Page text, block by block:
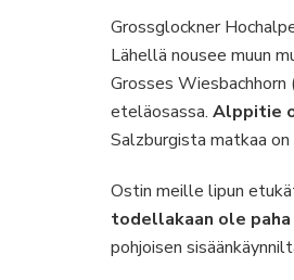
Grossglockner
Lähellä nousee muun
Grosses
eteläosassa. Alppitie
Salzburgista matkaa
Ostin meille lipun
todellakaan ole
pohjoisen